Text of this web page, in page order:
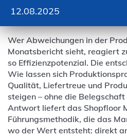
12.08.2025
Wer Abweichungen in der
Monatsbericht sieht, reagiert
so Effizienzpotenzial. Die
Wie lassen sich
Qualität, Liefertreue und
steigen – ohne die Belegschaft
Antwort liefert das Shopfloor
Führungsmethodik, die das
wo der Wert entsteht: direkt